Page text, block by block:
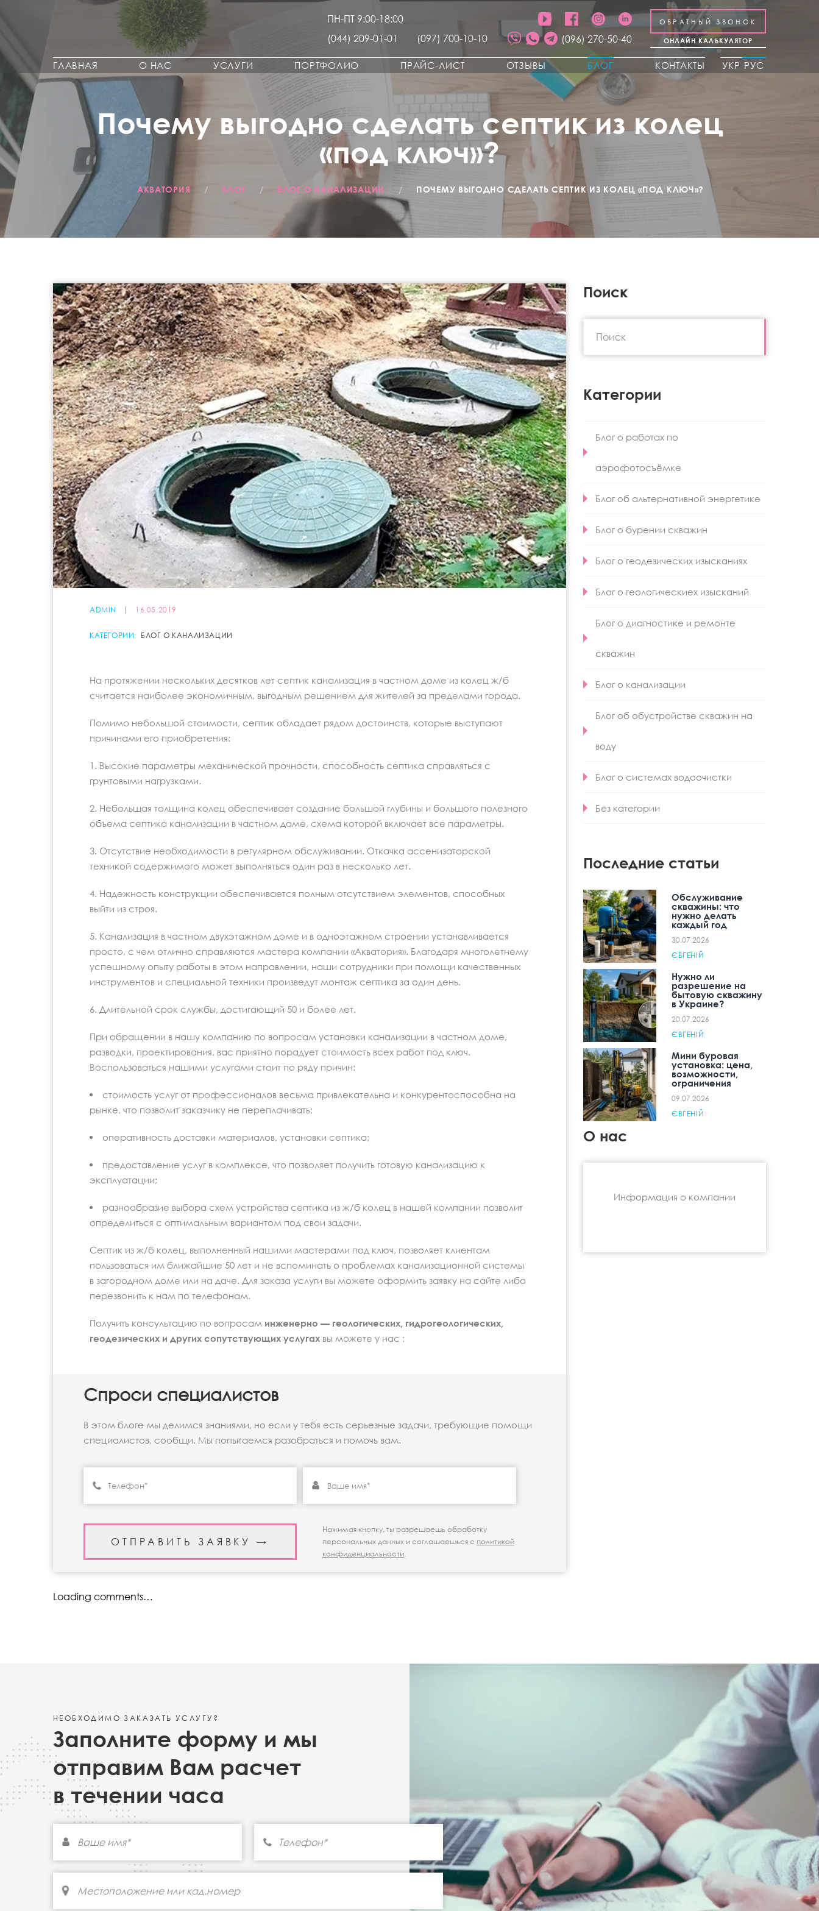
ПН-ПТ 9:00-18:00
(044) 209-01-01
(097) 700-10-10 (096) 270-50-40
ОБРАТНЫЙ ЗВОНОК
ОНЛАЙН КАЛЬКУЛЯТОР
ГЛАВНАЯ О НАС УСЛУГИ ПОРТФОЛИО ПРАЙС-ЛИСТ ОТЗЫВЫ БЛОГ КОНТАКТЫ УКР РУС
Почему выгодно сделать септик из колец
«под ключ»?
АКВАТОРИЯ / БЛОГ / БЛОГ О КАНАЛИЗАЦИИ / ПОЧЕМУ ВЫГОДНО СДЕЛАТЬ СЕПТИК ИЗ КОЛЕЦ «ПОД КЛЮЧ»?
ADMIN 16.05.2019
КАТЕГОРИИ: БЛОГ О КАНАЛИЗАЦИИ
На протяжении нескольких десятков лет септик канализация в частном доме из колец ж/б
считается наиболее экономичным, выгодным решением для жителей за пределами города.
Помимо небольшой стоимости, септик обладает рядом достоинств, которые выступают
причинами его приобретения:
1. Высокие параметры механической прочности, способность септика справляться с
грунтовыми нагрузками.
2. Небольшая толщина колец обеспечивает создание большой глубины и большого полезного
объема септика канализации в частном доме, схема которой включает все параметры.
3. Отсутствие необходимости в регулярном обслуживании. Откачка ассенизаторской
техникой содержимого может выполняться один раз в несколько лет.
4. Надежность конструкции обеспечивается полным отсутствием элементов, способных
выйти из строя.
5. Канализация в частном двухэтажном доме и в одноэтажном строении устанавливается
просто, с чем отлично справляются мастера компании «Акватория». Благодаря многолетнему
успешному опыту работы в этом направлении, наши сотрудники при помощи качественных
инструментов и специальной техники произведут монтаж септика за один день.
6. Длительной срок службы, достигающий 50 и более лет.
При обращении в нашу компанию по вопросам установки канализации в частном доме,
разводки, проектирования, вас приятно порадует стоимость всех работ под ключ.
Воспользоваться нашими услугами стоит по ряду причин:
стоимость услуг от профессионалов весьма привлекательна и конкурентоспособна на
рынке, что позволит заказчику не переплачивать;
оперативность доставки материалов, установки септика;
предоставление услуг в комплексе, что позволяет получить готовую канализацию к
эксплуатации;
разнообразие выбора схем устройства септика из ж/б колец в нашей компании позволит
определиться с оптимальным вариантом под свои задачи.
Септик из ж/б колец, выполненный нашими мастерами под ключ, позволяет клиентам
пользоваться им ближайшие 50 лет и не вспоминать о проблемах канализационной системы
в загородном доме или на даче. Для заказа услуги вы можете оформить заявку на сайте либо
перезвонить к нам по телефонам.
Получить консультацию по вопросам инженерно — геологических, гидрогеологических,
геодезических и других сопутствующих услугах вы можете у нас :
Спроси специалистов
В этом блоге мы делимся знаниями, но если у тебя есть серьезные задачи, требующие помощи
специалистов, сообщи. Мы попытаемся разобраться и помочь вам.
Нажимая кнопку, ты разрешаешь обработку
персональных данных и соглашаешься с политикой
конфиденциальности.
Loading comments…
Поиск
Категории
Блог о работах по
аэрофотосъёмке
Блог об альтернативной энергетике
Блог о бурении скважин
Блог о геодезических изысканиях
Блог о геологическиех изысканий
Блог о диагностике и ремонте
скважин
Блог о канализации
Блог об обустройстве скважин на
воду
Блог о системах водоочистки
Без категории
Последние статьи
Обслуживание
скважины: что
нужно делать
каждый год
30.07.2026
ЄВГЕНІЙ
Нужно ли
разрешение на
бытовую скважину
в Украине?
20.07.2026
ЄВГЕНІЙ
Мини буровая
установка: цена,
возможности,
ограничения
09.07.2026
ЄВГЕНІЙ
О нас
Информация о компании
НЕОБХОДИМО ЗАКАЗАТЬ УСЛУГУ?
Заполните форму и мы
отправим Вам расчет
в течении часа